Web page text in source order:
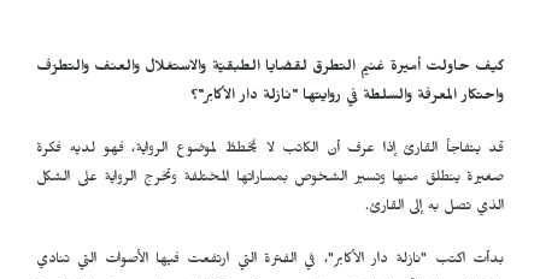
كيف حاولت أميرة غنيم التطرق لقضايا الطبقيّة والاستغلال والعنف والتطرّف
واحتكار المعرفة والسلطة في روايتها "نازلة دار الأكابر"؟
قد يتفاجأ القارئ إذا عرف أن الكاتب لا يُخططُ لموضوع الرواية، فهو لديه فكرة
صغيرة ينطلق منها وتسير الشخوص بمساراتها المختلفة وتخرج الرواية على الشكل
الذي تصل به إلى القارئ.
بدأت اكتب "نازلة دار الأكابر"، في الفترة التي ارتفعت فيها الأصوات التي تنادي